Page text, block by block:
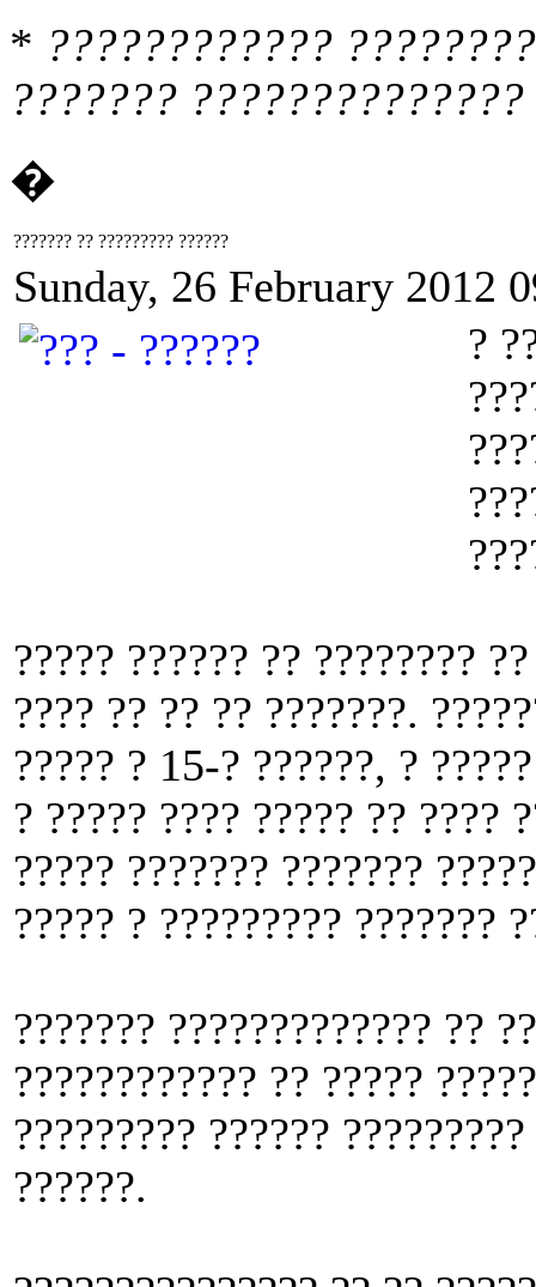
* ????????????
???????
�
??????? ?? ????????? ??????
Sunday, 26 February 2012
?
????? ?????? ?? ????????
???? ?? ?? ?? ???????.
????? ? 15-? ??????, ?
? ????? ???? ????? ?? ????
????? ??????? ???????
????? ? ????????? ???????
??????? ????????????? ??
???????????? ?? ?????
????????? ??????
??????.